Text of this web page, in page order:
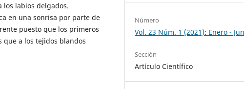
los labios delgados.
en una sonrisa por parte de
puesto que los primeros
que a los tejidos blandos
Número
Vol. 23 Núm. 1 (2021): Enero -
Sección
Artículo Científico